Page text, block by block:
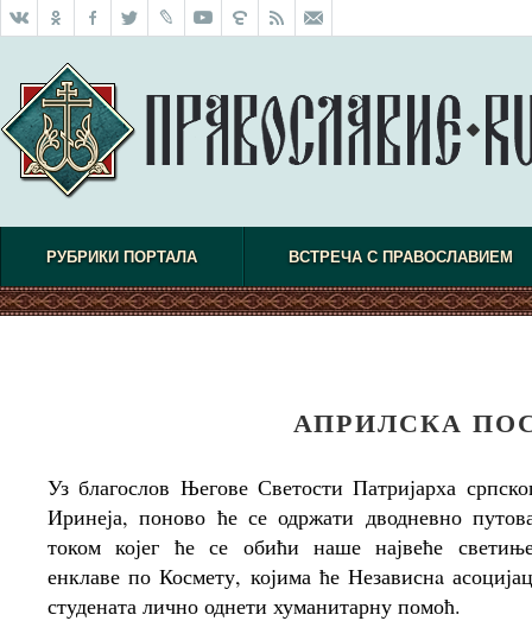
РУБРИКИ ПОРТАЛА ВСТРЕЧА С ПРАВОСЛАВИЕМ
АПРИЛСКА
Уз благослов Његове Светости Патријарха
Иринеја, поново ће се одржати дводневно
током којег ће се обићи наше највеће
енклаве по Космету, којима ће Независнa
студената лично однети хуманитарну помоћ.